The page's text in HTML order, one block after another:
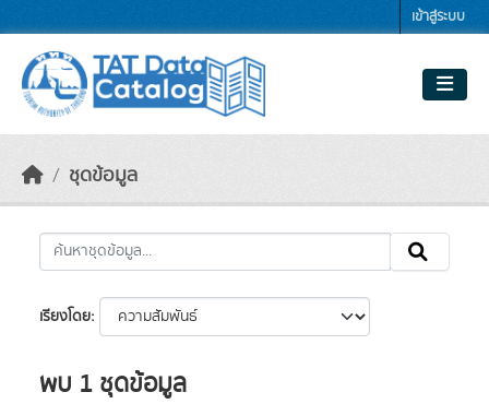
เข้าสู่ระบบ
ชุดข้อมูล
เรียงโดย
พบ 1 ชุดข้อมูล